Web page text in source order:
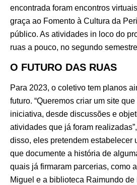
encontrada foram encontros
graça ao Fomento à Cultura da
público. As atividades in loco do
ruas a pouco, no segundo
O FUTURO DAS RUAS
Para 2023, o coletivo tem planos
futuro. “Queremos criar um site
iniciativa, desde discussões e
atividades que já foram
disso, eles pretendem estabelecer
que documente a história de
quais já firmaram parcerias, como
Miguel e a biblioteca Raimundo de